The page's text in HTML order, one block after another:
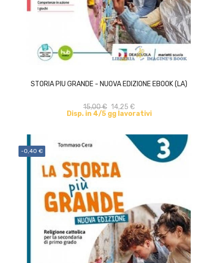
STORIA PIU GRANDE - NUOVA EDIZIONE EBOOK (LA)
15,00 € 14,25 €
Disp. in 4/5 gg lavorativi
ACQUISTA
-0,40 €